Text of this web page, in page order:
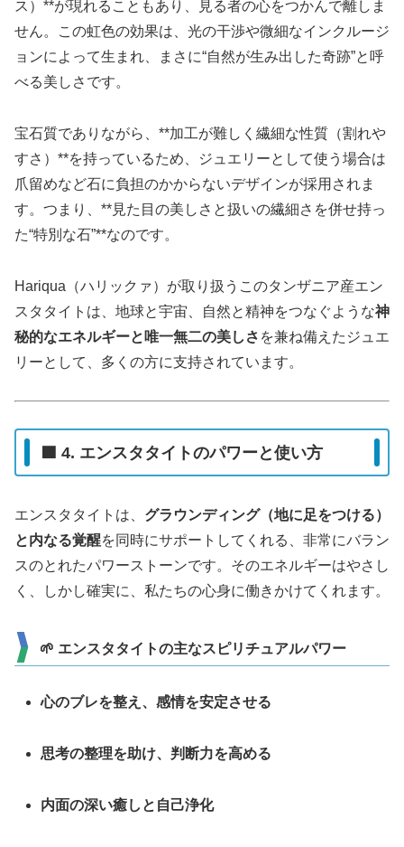
ス）**が現れることもあり、見る者の心をつかんで離しま
せん。この虹色の効果は、光の干渉や微細なインクルージ
ョンによって生まれ、まさに“自然が生み出した奇跡”と呼
べる美しさです。
宝石質でありながら、**加工が難しく繊細な性質（割れや
すさ）**を持っているため、ジュエリーとして使う場合は
爪留めなど石に負担のかからないデザインが採用されま
す。つまり、**見た目の美しさと扱いの繊細さを併せ持っ
た“特別な石”**なのです。
Hariqua（ハリックァ）が取り扱うこのタンザニア産エン
スタタイトは、地球と宇宙、自然と精神をつなぐような神
秘的なエネルギーと唯一無二の美しさ を兼ね備えたジュエ
リーとして、多くの方に支持されています。
🟦 4. エンスタタイトのパワーと使い方
エンスタタイトは、 グラウンディング（地に足をつける）
と内なる覚醒を同時にサポートしてくれる、非常にバラン
スのとれたパワーストーンです。そのエネルギーはやさし
く、しかし確実に、私たちの心身に働きかけてくれます。
🌱 エンスタタイトの主なスピリチュアルパワー
心のブレを整え、感情を安定させる
思考の整理を助け、判断力を高める
内面の深い癒しと自己浄化